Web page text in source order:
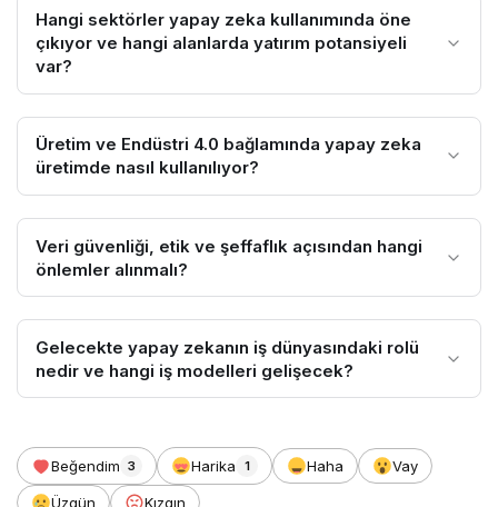
Hangi sektörler yapay zeka kullanımında öne
çıkıyor ve hangi alanlarda yatırım potansiyeli
var?
Üretim ve Endüstri 4.0 bağlamında yapay zeka
üretimde nasıl kullanılıyor?
Veri güvenliği, etik ve şeffaflık açısından hangi
önlemler alınmalı?
Gelecekte yapay zekanın iş dünyasındaki rolü
nedir ve hangi iş modelleri gelişecek?
Beğendim 3 Harika 1 Haha Vay
Üzgün Kızgın